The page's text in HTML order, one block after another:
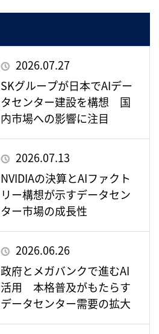
2026.07.27
SKグループが日本でAIデー
タセンター建設を構想 国
内市場への影響に注目
2026.07.13
NVIDIAの決算とAIファクト
リー構想が示すデータセン
ター市場の成長性
2026.06.26
政府とメガバンクで進むAI
活用 本格普及がもたらす
データセンター需要の拡大